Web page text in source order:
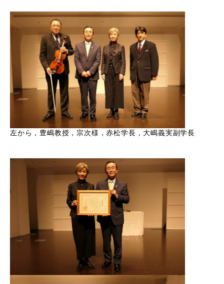
左から，豊嶋教授，宗次様，赤松学長，大嶋義実副学長